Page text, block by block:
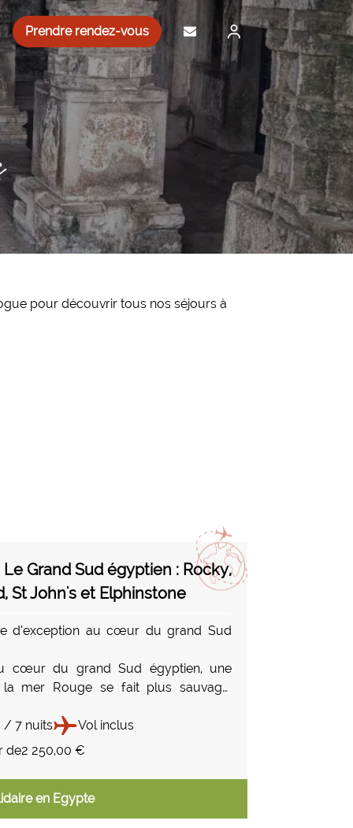
Prendre rendez-vous
pour découvrir tous nos séjours à
Grand Sud égyptien : Rocky,
St John's et Elphinstone
d’exception au cœur du grand Sud
cœur du grand Sud égyptien, une
mer Rouge se fait plus sauvage,
perdus au milieu du bleu et
coralliennes sculptées comme des
chaque immersion offre une
Ici, les pélagiques croisent dans
les jeux de lumière transforment les
décors irréels, et la sensation
/ 7 nuits
Vol inclus
de2 250,00 €
en Egypte